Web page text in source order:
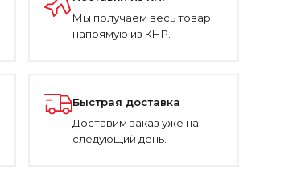
Мы получаем весь товар
напрямую из КНР.
Быстрая доставка
Доставим заказ уже на
следующий день.